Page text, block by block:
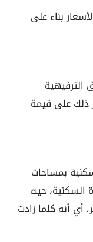
بناء على
الترفيهية
ذلك على قيمة
بمساحات
السكنية، حيث
أي أنه كلما زادت